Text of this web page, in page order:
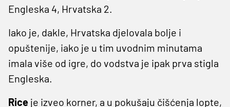
Engleska 4, Hrvatska 2.
Iako je, dakle, Hrvatska djelovala bolje i
opuštenije, iako je u tim uvodnim minutama
imala više od igre, do vodstva je ipak prva stigla
Engleska.
Rice je izveo korner, a u pokušaju čišćenja lopte,